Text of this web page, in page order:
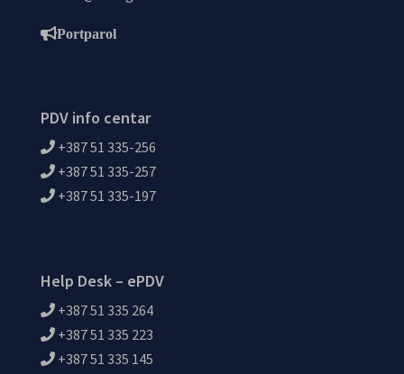
Portparol
PDV info centar
+387 51 335-256
+387 51 335-257
+387 51 335-197
Help Desk – ePDV
+387 51 335 264
+387 51 335 223
+387 51 335 145